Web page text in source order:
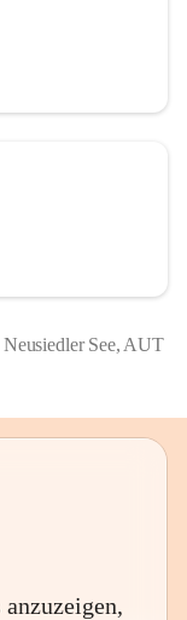
Neusiedler See, AUT